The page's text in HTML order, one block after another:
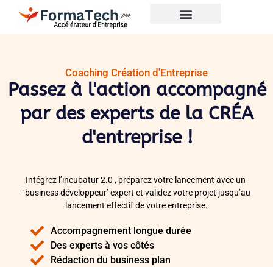
Coaching Création d'Entreprise
Passez à l'action accompagné
par des experts de la CRÉA
d'entreprise !
Intégrez l’incubatur 2.0 , préparez votre lancement avec un
‘business développeur’ expert et validez votre projet jusqu’au
lancement effectif de votre entreprise.
Accompagnement longue durée
Des experts à vos côtés
Rédaction du business plan